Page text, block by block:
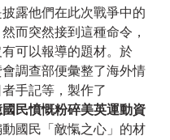
露他們在此次戰爭中的
而突然接到這種命令，
可以報導的題材。於
調查部便彙整了海外情
手記等，製作了
國民憤慨粉碎美英運動資
動國民「敵愾之心」的材